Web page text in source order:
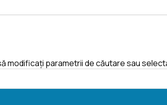
modificați parametrii de căutare sau